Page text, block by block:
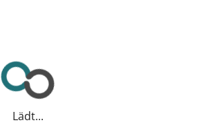
Lädt...